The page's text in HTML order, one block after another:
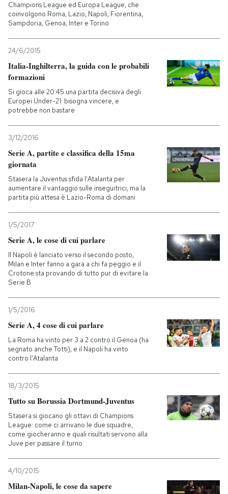
Champions League ed Europa League, che
coinvolgono Roma, Lazio, Napoli, Fiorentina,
Sampdoria, Genoa, Inter e Torino
24/6/2015
Italia-Inghilterra, la guida con le probabili
formazioni
Si gioca alle 20.45 una partita decisiva degli
Europei Under-21: bisogna vincere, e
potrebbe non bastare
3/12/2016
Serie A, partite e classifica della 15ma
giornata
Stasera la Juventus sfida l'Atalanta per
aumentare il vantaggio sulle inseguitrici, ma la
partita più attesa è Lazio-Roma di domani
1/5/2017
Serie A, le cose di cui parlare
Il Napoli è lanciato verso il secondo posto,
Milan e Inter fanno a gara a chi fa peggio e il
Crotone sta provando di tutto pur di evitare la
Serie B
1/5/2016
Serie A, 4 cose di cui parlare
La Roma ha vinto per 3 a 2 contro il Genoa (ha
segnato anche Totti), e il Napoli ha vinto
contro l'Atalanta
18/3/2015
Tutto su Borussia Dortmund-Juventus
Stasera si giocano gli ottavi di Champions
League: come ci arrivano le due squadre,
come giocheranno e quali risultati servono alla
Juve per passare il turno
4/10/2015
Milan-Napoli, le cose da sapere